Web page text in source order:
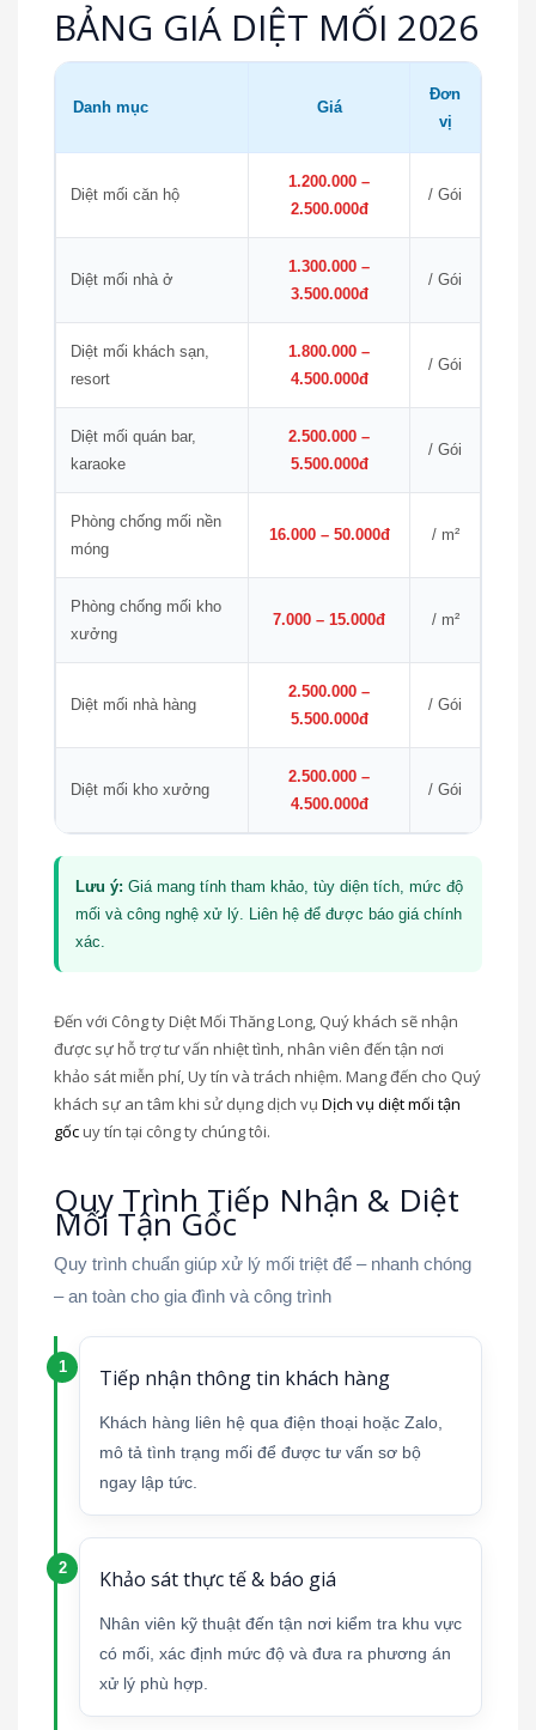
BẢNG GIÁ DIỆT MỐI 2026
Danh mục Giá
Đơn
vị
Diệt mối căn hộ
1.200.000 –
2.500.000đ
/ Gói
Diệt mối nhà ở
1.300.000 –
3.500.000đ
/ Gói
Diệt mối khách sạn,
resort
1.800.000 –
4.500.000đ
/ Gói
Diệt mối quán bar,
karaoke
2.500.000 –
5.500.000đ
/ Gói
Phòng chống mối nền
móng
16.000 – 50.000đ / m²
Phòng chống mối kho
xưởng
7.000 – 15.000đ / m²
Diệt mối nhà hàng
2.500.000 –
5.500.000đ
/ Gói
Diệt mối kho xưởng
2.500.000 –
4.500.000đ
/ Gói
Lưu ý: Giá mang tính tham khảo, tùy diện tích, mức độ
mối và công nghệ xử lý. Liên hệ để được báo giá chính
xác.
Đến với Công ty Diệt Mối Thăng Long, Quý khách sẽ nhận
được sự hỗ trợ tư vấn nhiệt tình, nhân viên đến tận nơi
khảo sát miễn phí, Uy tín và trách nhiệm. Mang đến cho Quý
khách sự an tâm khi sử dụng dịch vụ Dịch vụ diệt mối tận
gốcuy tín tại công ty chúng tôi.
Quy Trình Tiếp Nhận & Diệt
Mối Tận Gốc
Quy trình chuẩn giúp xử lý mối triệt để – nhanh chóng
– an toàn cho gia đình và công trình
Tiếp nhận thông tin khách hàng
Khách hàng liên hệ qua điện thoại hoặc Zalo,
mô tả tình trạng mối để được tư vấn sơ bộ
ngay lập tức.
Khảo sát thực tế & báo giá
Nhân viên kỹ thuật đến tận nơi kiểm tra khu vực
có mối, xác định mức độ và đưa ra phương án
xử lý phù hợp.